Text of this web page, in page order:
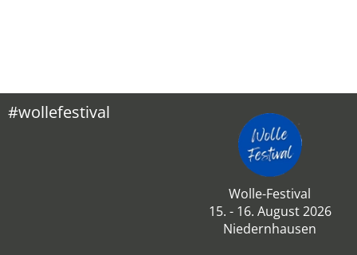
#wollefestival
Wolle-Festival
15. - 16. August 2026
Niedernhausen